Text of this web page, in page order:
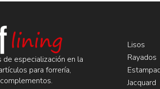
especialización en la
para forrería,
Lisos
Rayados
Jacquard